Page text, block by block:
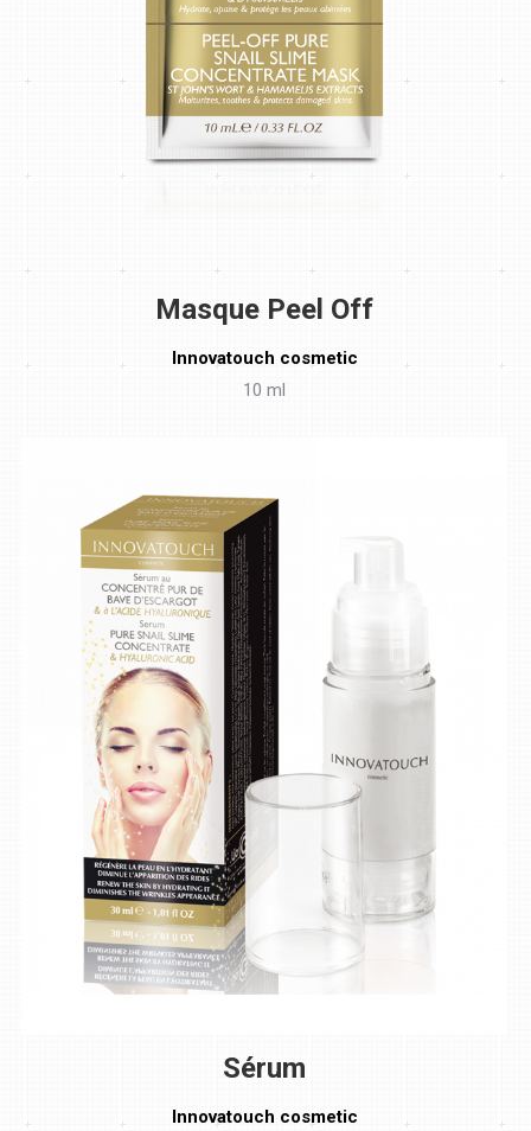
Masque Peel Off
Innovatouch cosmetic
10 ml
Sérum
Innovatouch cosmetic